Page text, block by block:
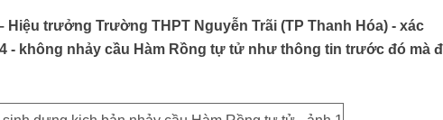
Hiệu trưởng Trường THPT Nguyễn Trãi (TP Thanh Hóa) - xác
- không nhảy cầu Hàm Rồng tự tử như thông tin trước đó mà